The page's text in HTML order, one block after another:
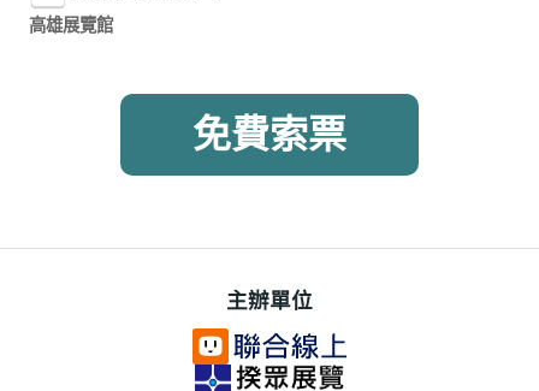
高雄展覽館
免費索票
主辦單位